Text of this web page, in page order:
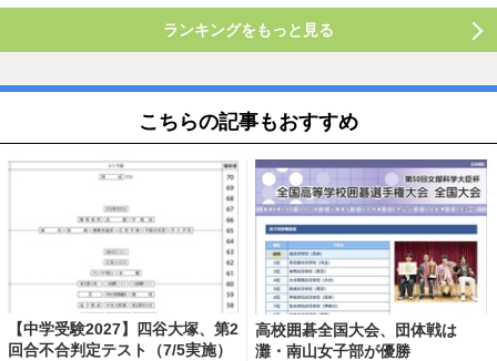
ランキングをもっと見る
こちらの記事もおすすめ
【中学受験2027】四谷大塚、第2
回合不合判定テスト（7/5実施）
高校囲碁全国大会、団体戦は
灘・南山女子部が優勝